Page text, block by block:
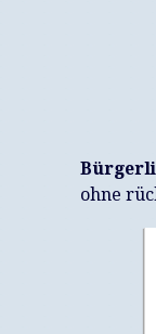
ohne